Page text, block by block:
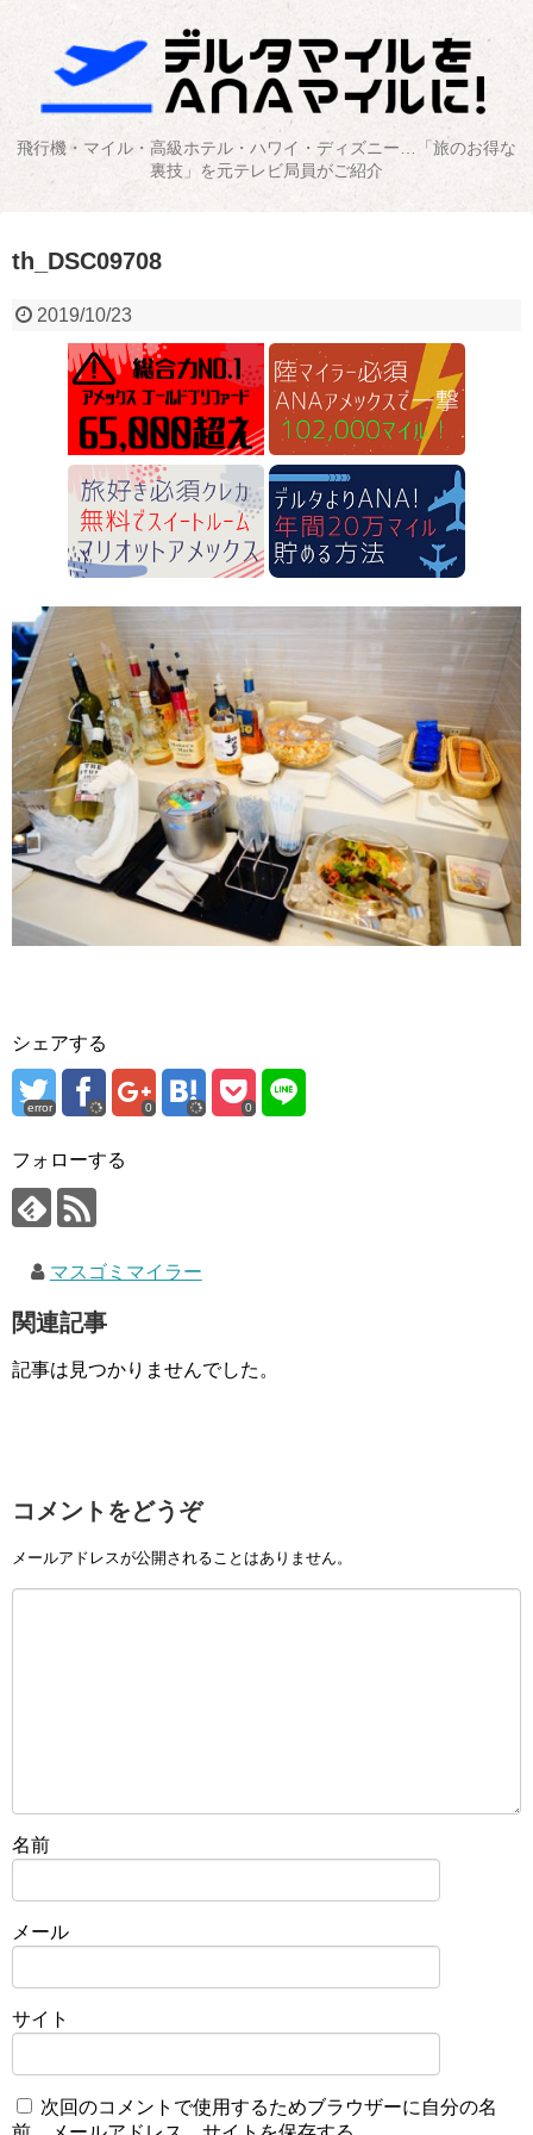
飛行機・マイル・高級ホテル・ハワイ・ディズニー…「旅のお得な
裏技」を元テレビ局員がご紹介
th_DSC09708
2019/10/23
シェアする
error 0 0
フォローする
マスゴミマイラー
関連記事
記事は見つかりませんでした。
コメントをどうぞ
メールアドレスが公開されることはありません。
名前
メール
サイト
次回のコメントで使用するためブラウザーに自分の名